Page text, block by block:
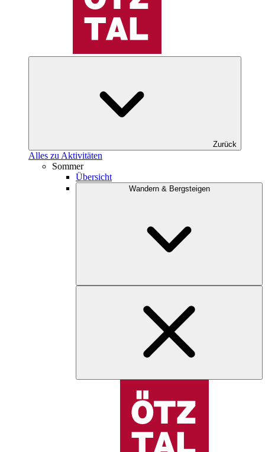
Zurück
Alles zu Aktivitäten
Sommer
Übersicht
Wandern & Bergsteigen